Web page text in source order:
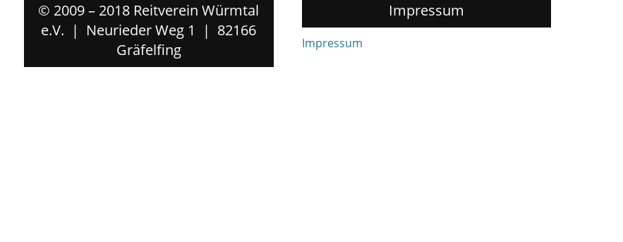
© 2009 – 2018 Reitverein Würmtal
e.V. | Neurieder Weg 1 | 82166
Gräfelfing
Impressum
Impressum